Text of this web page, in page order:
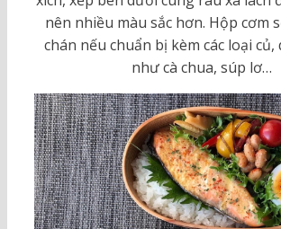
nên nhiều màu sắc hơn. Hộp cơm
chán nếu chuẩn bị kèm các loại
như cà chua, súp lơ…